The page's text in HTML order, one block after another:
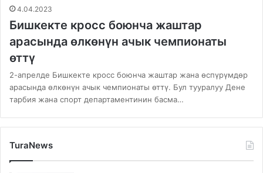
4.04.2023
Бишкекте кросс боюнча жаштар
арасында өлкөнүн ачык чемпионаты
өттү
2-апрелде Бишкекте кросс боюнча жаштар жана өспүрүмдөр
арасында өлкөнүн ачык чемпионаты өттү. Бул тууралуу Дене
тарбия жана спорт департаментинин басма…
TuraNews